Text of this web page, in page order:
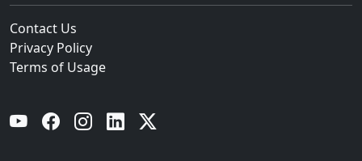
Contact Us
Privacy Policy
Terms of Usage
YouTube Facebook Instagram Linkedin